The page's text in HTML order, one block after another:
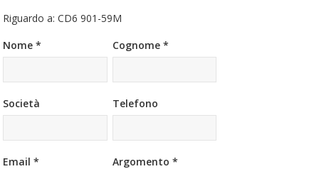
Riguardo a: CD6 901-59M
Nome *
Cognome *
Società Telefono
Email * Argomento *